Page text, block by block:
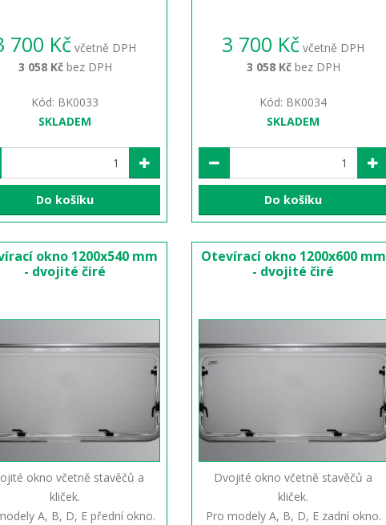
700 Kč včetně DPH
3 058 Kčbez DPH
Kód: BK0033
SKLADEM
Do košíku
3 700 Kč včetně DPH
3 058 Kčbez DPH
Kód: BK0034
SKLADEM
Do košíku
okno 1200x540 mm
- dvojité čiré
okno včetně stavěčů a
kliček.
A, B, D, E přední okno.
Otevírací okno 1200x600 mm
- dvojité čiré
Dvojité okno včetně stavěčů a
kliček.
Pro modely A, B, D, E zadní okno.